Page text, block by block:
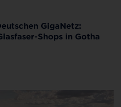
GigaNetz:
Shops in Gotha